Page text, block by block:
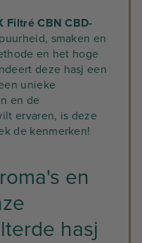
Filtré CBN CBD-
smaken en
en het hoge
deze hasj een
unieke
en de
ervaren, is deze
de kenmerken!
en
hasj